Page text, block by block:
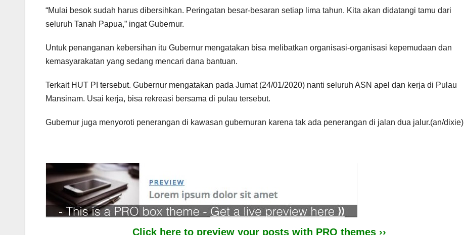
“Mulai besok sudah harus dibersihkan. Peringatan besar-besaran setiap lima tahun. Kita akan didatangi tamu dari
seluruh Tanah Papua,” ingat Gubernur.
Untuk penanganan kebersihan itu Gubernur mengatakan bisa melibatkan organisasi-organisasi kepemudaan dan
kemasyarakatan yang sedang mencari dana bantuan.
Terkait HUT PI tersebut. Gubernur mengatakan pada Jumat (24/01/2020) nanti seluruh ASN apel dan kerja di Pulau
Mansinam. Usai kerja, bisa rekreasi bersama di pulau tersebut.
Gubernur juga menyoroti penerangan di kawasan gubernuran karena tak ada penerangan di jalan dua jalur.(an/dixie)
Click here to preview your posts with PRO themes ››